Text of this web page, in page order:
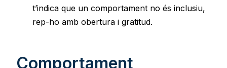
t’indica que un comportament no és inclusiu,
rep-ho amb obertura i gratitud.
Comportament